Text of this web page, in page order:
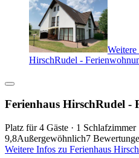
HirschRudel -
Ferienhaus HirschRudel -
Platz für 4 Gäste · 1 Schlafzimmer
9,8Außergewöhnlich7
Weitere Infos zu Ferienhaus